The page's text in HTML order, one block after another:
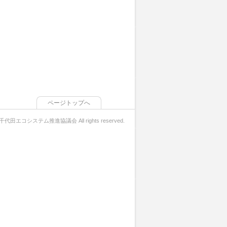
ページトップへ
代田エコシステム推進協議会 All rights reserved.